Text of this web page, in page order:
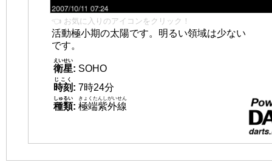
👈 お気に入りのアイコンをクリック！
活動極小期の太陽です。明るい領域は少ない
です。
衛星
えいせい
: SOHO
時刻
じこく
: 7時24分
種類
しゅるい
: 極端紫外線
きょくたんしがいせん